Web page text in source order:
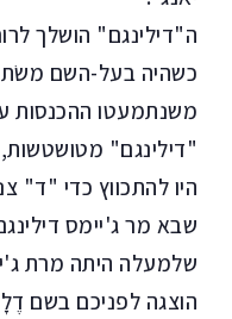
ה"דילינגם" הושלך
"דילינגם"
היו להתכווץ כדי "ד"
שבא מר ג'יימס
שלמעלה היתה מרת
הוצגה לפניכם בשם